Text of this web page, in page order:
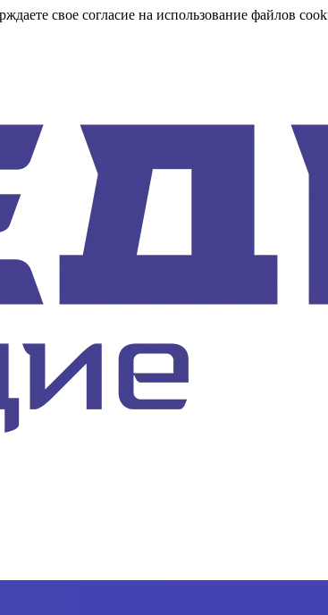
свое согласие на использование файлов